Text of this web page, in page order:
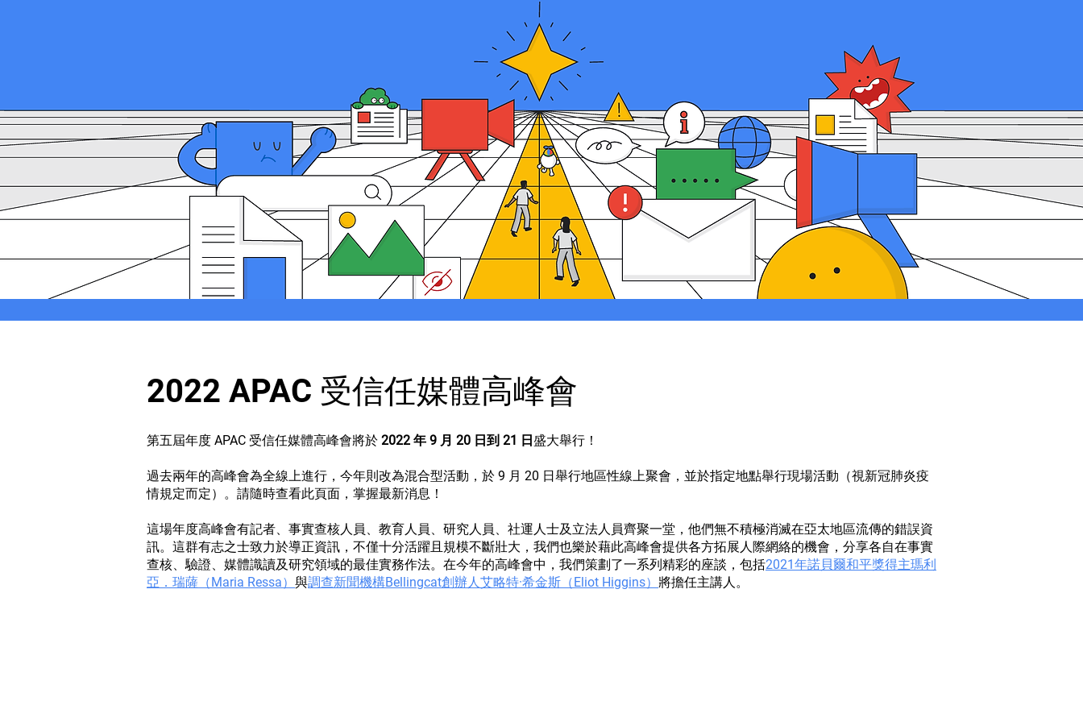
2022 APAC 受信任媒體高峰會
第五屆年度 APAC 受信任媒體高峰會將於 2022 年 9 月 20 日到 21 日盛大舉行！
過去兩年的高峰會為全線上進行，今年則改為混合型活動，於 9 月 20 日舉行地區性線上聚會，並於指定地點舉行現場活動（視新冠肺炎疫
情規定而定）。請隨時查看此頁面，掌握最新消息！
這場年度高峰會有記者、事實查核人員、教育人員、研究人員、社運人士及立法人員齊聚一堂，他們無不積極消滅在亞太地區流傳的錯誤資
訊。這群有志之士致力於導正資訊，不僅十分活躍且規模不斷壯大，我們也樂於藉此高峰會提供各方拓展人際網絡的機會，分享各自在事實
查核、驗證、媒體識讀及研究領域的最佳實務作法。在今年的高峰會中，我們策劃了一系列精彩的座談，包括2021年諾貝爾和平獎得主瑪利
亞．瑞薩（Maria Ressa） 與調查新聞機構Bellingcat創辦人艾略特·希金斯（Eliot Higgins） 將擔任主講人。